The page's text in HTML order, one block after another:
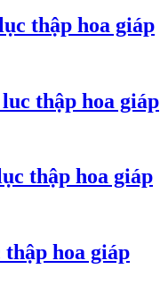
thập hoa giáp
thập hoa giáp
thập hoa giáp
hoa giáp